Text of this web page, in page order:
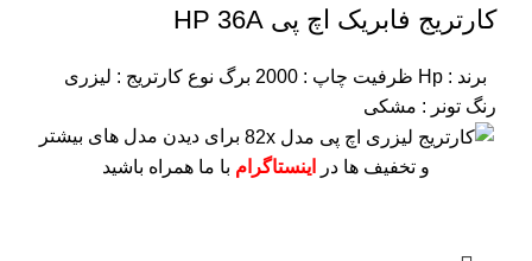
کارتریج فابریک اچ پی HP 36A
برند : Hp ظرفیت چاپ : 2000 برگ
نوع کارتریج : لیزری
رنگ تونر : مشکی
برای دیدن مدل های بیشتر
و تخفیف ها در
اینستاگرام با ما همراه باشید